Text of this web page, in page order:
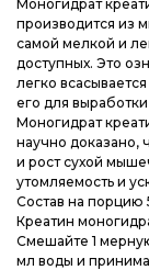
Моногидрат
производится из
самой мелкой и
доступных. Это
легко
его для
Моногидрат
научно доказано,
и рост сухой
утомляемость и
Состав на порцию
Креатин
Смешайте 1
мл воды и